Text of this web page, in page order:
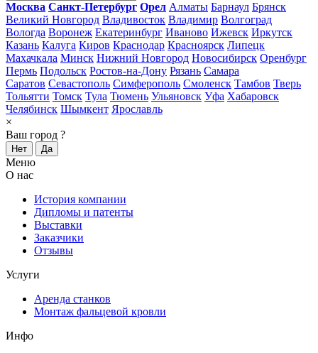
Москва Санкт-Петербург Орел Алматы Барнаул Брянск
Великий Новгород Владивосток Владимир Волгоград
Вологда Воронеж Екатеринбург Иваново Ижевск Иркутск
Казань Калуга Киров Краснодар Красноярск Липецк
Махачкала Минск Нижний Новгород Новосибирск Оренбург
Пермь Подольск Ростов-на-Дону Рязань Самара
Саратов Севастополь Симферополь Смоленск Тамбов Тверь
Тольятти Томск Тула Тюмень Ульяновск Уфа Хабаровск
Челябинск Шымкент Ярославль
×
Ваш город ?
Нет Да
Меню
О нас
История компании
Дипломы и патенты
Выставки
Заказчики
Отзывы
Услуги
Аренда станков
Монтаж фальцевой кровли
Инфо